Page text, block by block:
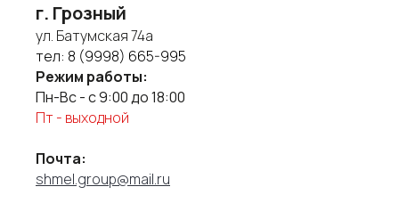
г. Грозный
ул. Батумская 74а
тел: 8 (9998) 665-995
Режим работы:
Пн-Вс - с 9:00 до 18:00
Пт - выходной
Почта:
shmel.group@mail.ru